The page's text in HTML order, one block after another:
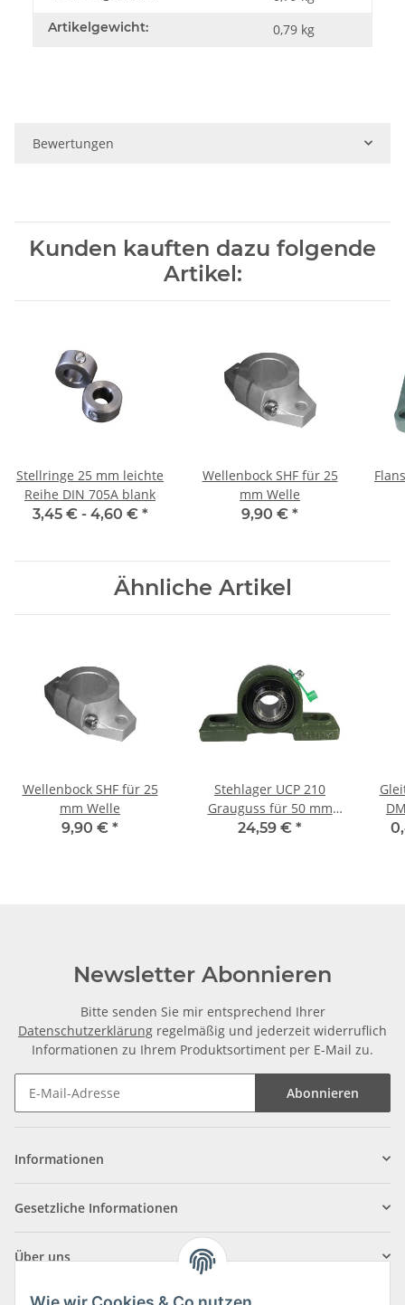
Artikelgewicht: 0,79 kg
Bewertungen
Kunden kauften dazu folgende
Artikel:
Stellringe 25 mm leichte
Reihe DIN 705A blank
3,45 € - 4,60 € *
Wellenbock SHF für 25
mm Welle
9,90 € *
Ähnliche Artikel
Wellenbock SHF für 25
mm Welle
9,90 € *
Stehlager UCP 210
Grauguss für 50 mm
Welle
24,59 € *
DM
Newsletter Abonnieren
Bitte senden Sie mir entsprechend Ihrer
Datenschutzerklärung regelmäßig und jederzeit widerruflich
Informationen zu Ihrem Produktsortiment per E-Mail zu.
Abonnieren
Informationen
Gesetzliche Informationen
Über uns